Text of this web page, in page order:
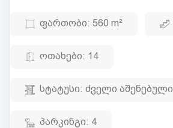
ფართობი: 560 m²
ოთახები: 14
სტატუსი: ძველი აშენებული
პარკინგი: 4